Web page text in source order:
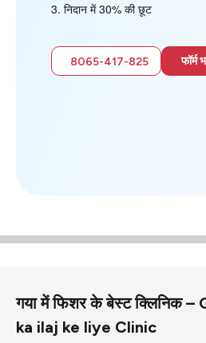
निदान में 30% की छूट
8065-417-825 फॉर्म
गया में फिशर के बेस्ट क्लिनिक
ka ilaj ke liye Clinic